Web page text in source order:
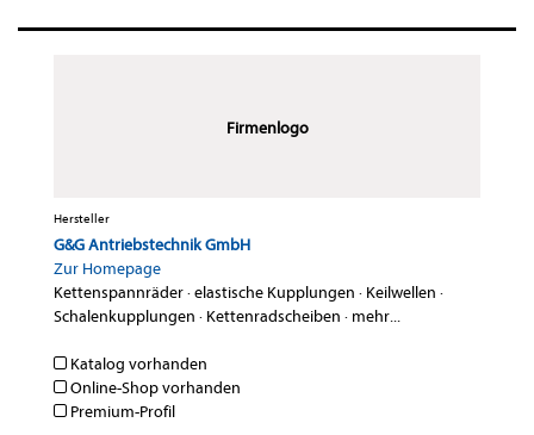
Firmenlogo
Hersteller
G&G Antriebstechnik GmbH
Zur Homepage
Kettenspannräder·elastische Kupplungen · Keilwellen ·
Schalenkupplungen · Kettenradscheiben · mehr...
Katalog vorhanden
Online-Shop vorhanden
Premium-Profil